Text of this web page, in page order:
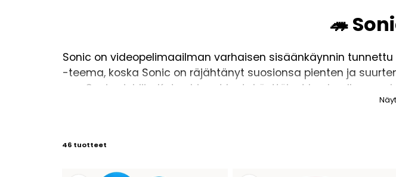
🦔
Sonic on videopelimaailman varhaisen sisäänkäynnin
-teema, koska Sonic on räjähtänyt suosionsa pienten ja
Sonic -juhliin. Katso hienot kertakäyttöiset kankaallamme
46 tuotteet